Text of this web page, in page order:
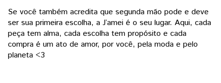
Se você também acredita que segunda mão pode e deve
ser sua primeira escolha, a J’amei é o seu lugar. Aqui, cada
peça tem alma, cada escolha tem propósito e cada
compra é um ato de amor, por você, pela moda e pelo
planeta <3